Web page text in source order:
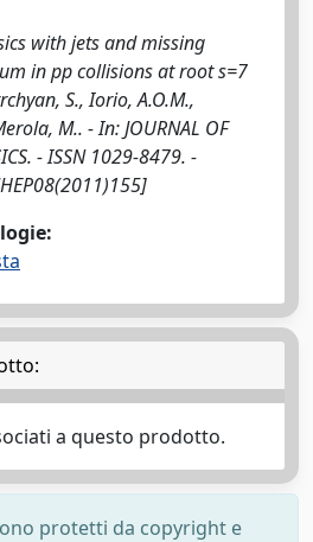
with jets and missing
in pp collisions at root s=7
S., Iorio, A.O.M.,
M.. - In: JOURNAL OF
- ISSN 1029-8479. -
a questo prodotto.
protetti da copyright e